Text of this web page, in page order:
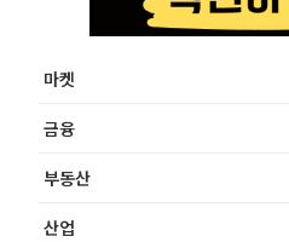
마켓
금융
부동산
산업